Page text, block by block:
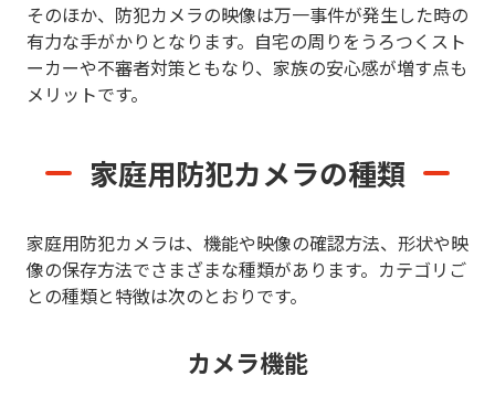
そのほか、防犯カメラの映像は万一事件が発生した時の
有力な手がかりとなります。自宅の周りをうろつくスト
ーカーや不審者対策ともなり、家族の安心感が増す点も
メリットです。
家庭用防犯カメラの種類
家庭用防犯カメラは、機能や映像の確認方法、形状や映
像の保存方法でさまざまな種類があります。カテゴリご
との種類と特徴は次のとおりです。
カメラ機能